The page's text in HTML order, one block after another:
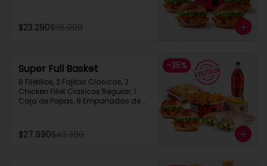
$23.290$36.090
-35%
Super Full Basket
8 Filetillos, 2 Fajitas Clasicas, 2
Chicken Fillet Clasicos Regular, 1
Caja de Papas, 8 Empanadas de
$27.990$43.390